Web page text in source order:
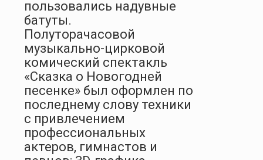
пользовались надувные
батуты.
Полуторачасовой
музыкально-цирковой
комический спектакль
«Сказка о Новогодней
песенке» был оформлен по
последнему слову техники
с привлечением
профессиональных
актеров, гимнастов и